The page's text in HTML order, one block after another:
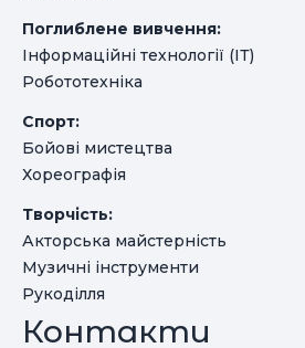
Поглиблене вивчення:
Інформаційні технології (ІТ)
Робототехніка
Спорт:
Бойові мистецтва
Хореографія
Творчість:
Акторська майстерність
Музичні інструменти
Рукоділля
Контакти